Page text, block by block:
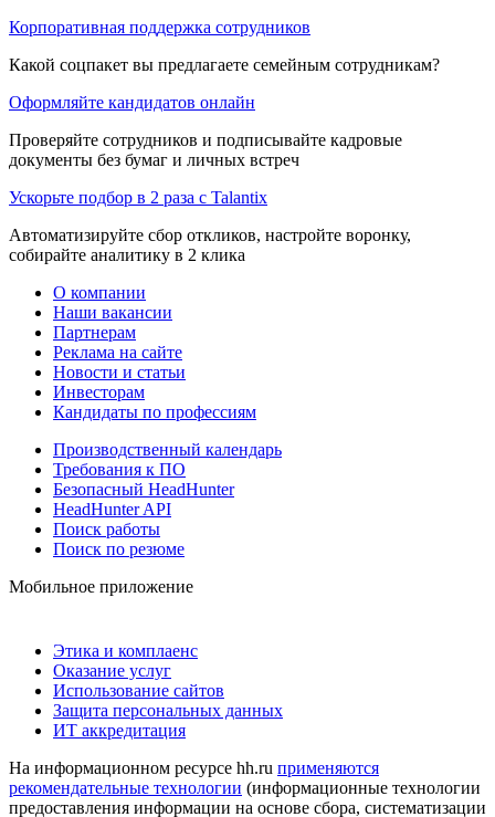
Корпоративная поддержка сотрудников
Какой соцпакет вы предлагаете семейным сотрудникам?
Оформляйте кандидатов онлайн
Проверяйте сотрудников и подписывайте кадровые
документы без бумаг и личных встреч
Ускорьте подбор в 2 раза с Talantix
Автоматизируйте сбор откликов, настройте воронку,
собирайте аналитику в 2 клика
О компании
Наши вакансии
Партнерам
Реклама на сайте
Новости и статьи
Инвесторам
Кандидаты по профессиям
Производственный календарь
Требования к ПО
Безопасный HeadHunter
HeadHunter API
Поиск работы
Поиск по резюме
Мобильное приложение
Этика и комплаенс
Оказание услуг
Использование сайтов
Защита персональных данных
ИТ аккредитация
На информационном ресурсе hh.ru применяются
рекомендательные технологии (информационные технологии
предоставления информации на основе сбора, систематизации